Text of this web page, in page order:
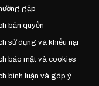
gặp
bản quyền
sử dụng và khiếu nại
bảo mật và cookies
bình luận và góp ý